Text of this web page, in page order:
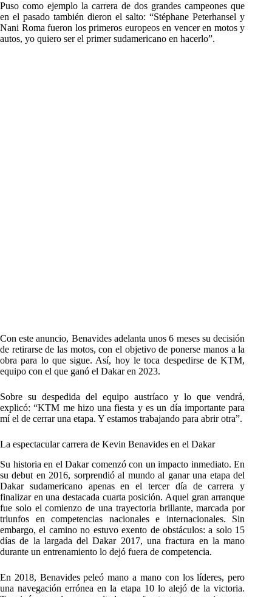
Puso como ejemplo la carrera de dos grandes campeones que
en el pasado también dieron el salto: “Stéphane Peterhansel y
Nani Roma fueron los primeros europeos en vencer en motos y
autos, yo quiero ser el primer sudamericano en hacerlo”.
Con este anuncio, Benavides adelanta unos 6 meses su decisión
de retirarse de las motos, con el objetivo de ponerse manos a la
obra para lo que sigue. Así, hoy le toca despedirse de KTM,
equipo con el que ganó el Dakar en 2023.
Sobre su despedida del equipo austríaco y lo que vendrá,
explicó: “KTM me hizo una fiesta y es un día importante para
mí el de cerrar una etapa. Y estamos trabajando para abrir otra”.
La espectacular carrera de Kevin Benavides en el Dakar
Su historia en el Dakar comenzó con un impacto inmediato. En
su debut en 2016, sorprendió al mundo al ganar una etapa del
Dakar sudamericano apenas en el tercer día de carrera y
finalizar en una destacada cuarta posición. Aquel gran arranque
fue solo el comienzo de una trayectoria brillante, marcada por
triunfos en competencias nacionales e internacionales. Sin
embargo, el camino no estuvo exento de obstáculos: a solo 15
días de la largada del Dakar 2017, una fractura en la mano
durante un entrenamiento lo dejó fuera de competencia.
En 2018, Benavides peleó mano a mano con los líderes, pero
una navegación errónea en la etapa 10 lo alejó de la victoria.